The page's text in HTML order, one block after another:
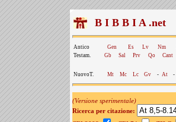
B I B B I A .net
Antico Gen Es Lv Nm
Testam.
Gb Sal Prv Qo Cant
NuovoT. Mt Mc Lc Gv - At -
(Versione sperimentale)
Ricerca per citazione: